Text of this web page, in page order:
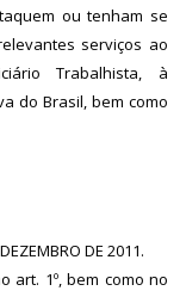
ou tenham se
serviços ao
Trabalhista, à
do Brasil, bem como
DE 2011.
art. 1º, bem como no